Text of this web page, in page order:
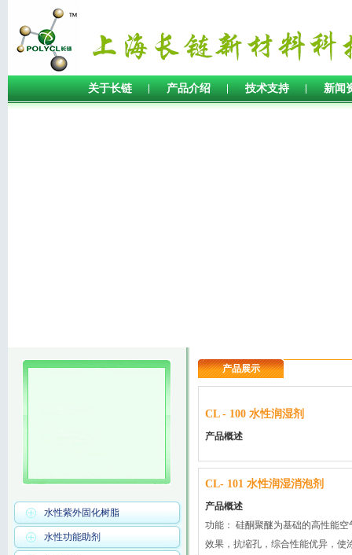
关于长链 产品介绍 技术支持 新闻
水性紫外固化树脂
水性功能助剂
产品展示
CL - 100 水性润湿剂
产品概述
CL- 101 水性润湿消泡剂
产品概述
功能： 硅酮聚醚为基础的高性能
效果，抗缩孔，综合性能优异，使